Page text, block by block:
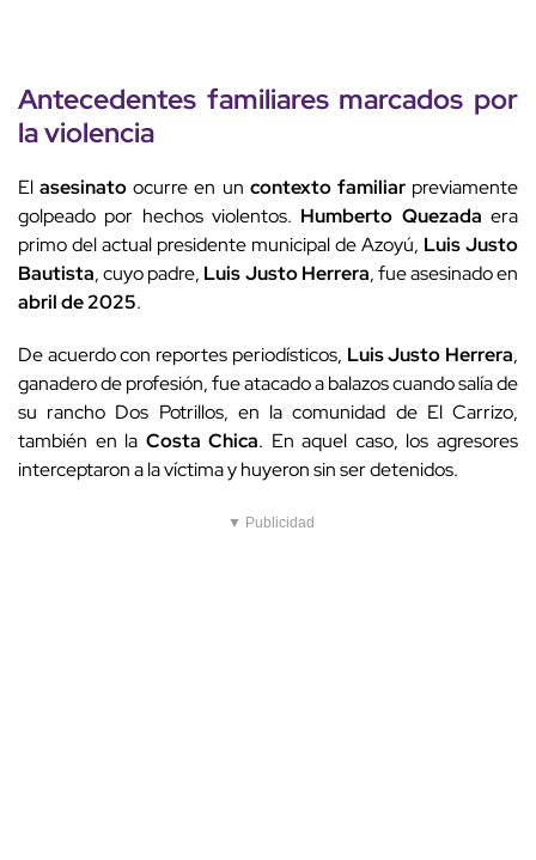
Antecedentes familiares marcados por
laviolencia
Elasesinato ocurre en un contexto familiarpreviamente
golpeado por hechos violentos. Humberto Quezada era
primo del actual presidente municipal de Azoyú, Luis Justo
Bautista, cuyo padre, Luis Justo Herrera, fue asesinado en
abril de 2025.
De acuerdo con reportes periodísticos, Luis Justo Herrera,
ganadero de profesión, fue atacado a balazos cuando salía de
su rancho Dos Potrillos, en la comunidad de El Carrizo,
también en la Costa Chica. En aquel caso, los agresores
interceptaron a la víctima y huyeron sin ser detenidos.
▼ Publicidad